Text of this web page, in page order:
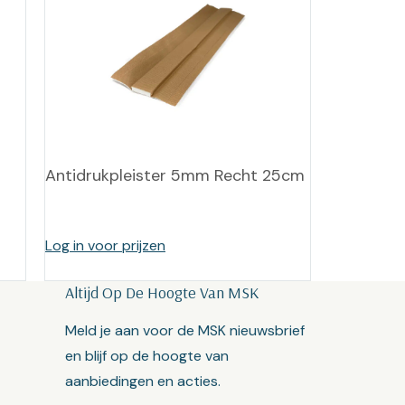
Antidrukpleister 5mm Recht 25cm
Log in voor prijzen
Altijd Op De Hoogte Van MSK
Meld je aan voor de MSK nieuwsbrief
en blijf op de hoogte van
aanbiedingen en acties.